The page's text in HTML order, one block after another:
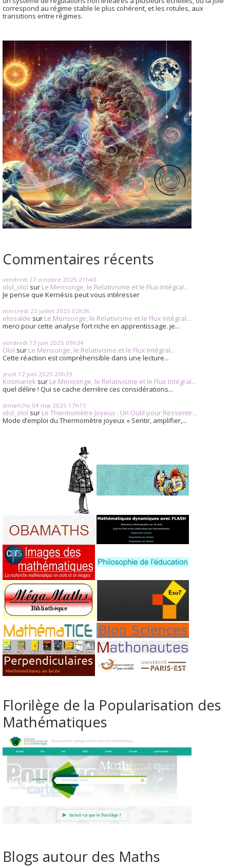
correspond au régime stable le plus cohérent, et les rotules, aux
transitions entre régimes.
Commentaires récents
vendredi 17 octobre 2025 21h40
olol_olol sur Le Mensonge, le Relativisme et le Flux Intégral...
Je pense que Kernésis peut vous intéresser
mercredi 23 juillet 2025 02h36
elissalde sur Le Mensonge, le Relativisme et le Flux Intégral...
merci pour cette analyse fort riche en apprentissage. je...
vendredi 13 juin 2025 09h34
Olol sur Le Mensonge, le Relativisme et le Flux Intégral...
Cette réaction est compréhensible dans une lecture...
jeudi 12 juin 2025 20h39
Kosmanek sur Le Mensonge, le Relativisme et le Flux Intégral...
quel délire ! Qui se cache derrière ces considérations...
dimanche 04 mai 2025 17h15
olol_olol sur Le Thermomètre Joyeux : Un Outil pour Ressentir...
Mode d’emploi du Thermomètre joyeux « Sentir, amplifier,...
Florilège de la Popularisation des
Mathématiques
Blogs autour des Maths